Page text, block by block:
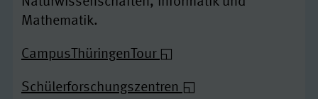
Mathematik.
CampusThüringenTour
Schülerforschungszentren